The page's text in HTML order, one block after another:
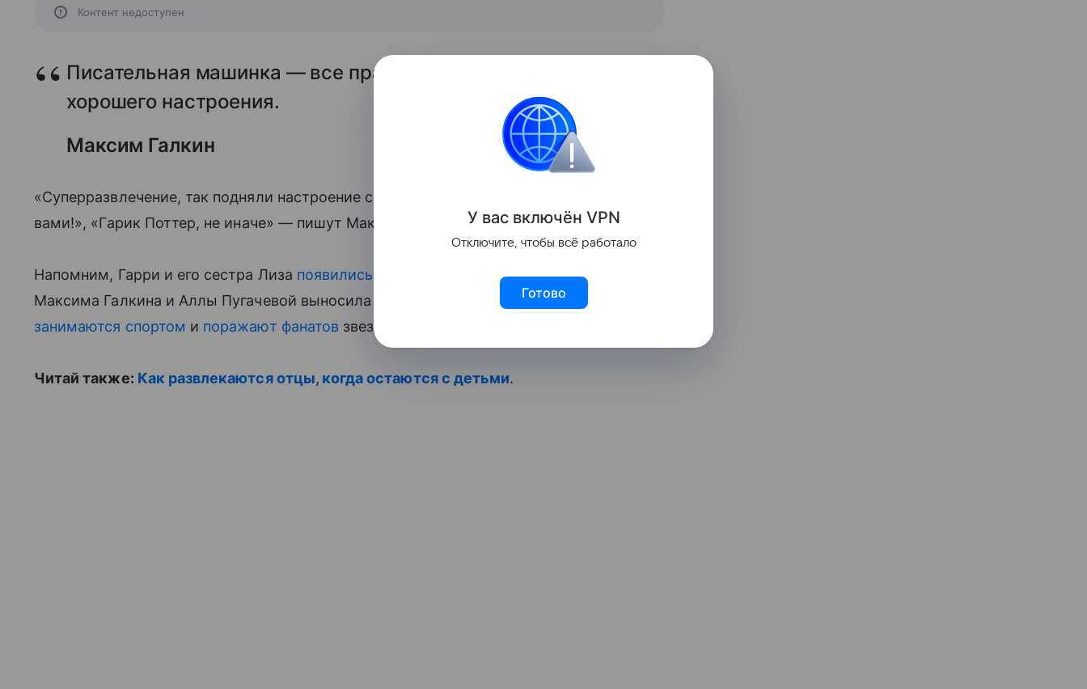
Контент недоступен
Писательная машинка — все права зарегистрированы. Всем
хорошего настроения.
Максим Галкин
«Суперразвлечение, так подняли настроение свои смехом», «Спасибо! Повеселись с
вами!», «Гарик Поттер, не иначе» — пишут Максиму фолловеры.
Напомним, Гарри и его сестра Лиза появились на свет
в 2013 году. Детей для
Максима Галкина и Аллы Пугачевой выносила суррогатная мать. Двойняшки активно
занимаются спортом и поражают фанатов звездного семейства артистичностью.
Читай также: Как развлекаются отцы, когда остаются с детьми.
У вас включён VPN
Отключите, чтобы всё работало
Готово